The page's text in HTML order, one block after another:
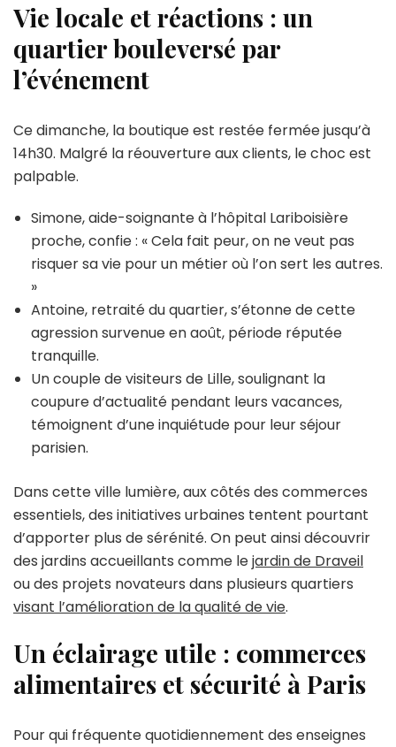
Vie locale et réactions : un
quartier bouleversé par
l’événement
Ce dimanche, la boutique est restée fermée jusqu’à
14h30. Malgré la réouverture aux clients, le choc est
palpable.
Simone, aide-soignante à l’hôpital Lariboisière
proche, confie : « Cela fait peur, on ne veut pas
risquer sa vie pour un métier où l’on sert les autres.
»
Antoine, retraité du quartier, s’étonne de cette
agression survenue en août, période réputée
tranquille.
Un couple de visiteurs de Lille, soulignant la
coupure d’actualité pendant leurs vacances,
témoignent d’une inquiétude pour leur séjour
parisien.
Dans cette ville lumière, aux côtés des commerces
essentiels, des initiatives urbaines tentent pourtant
d’apporter plus de sérénité. On peut ainsi découvrir
des jardins accueillants comme lejardin de Draveil
ou des projets novateurs dans plusieurs quartiers
visant l’amélioration de la qualité de vie.
Un éclairage utile : commerces
alimentaires et sécurité à Paris
Pour qui fréquente quotidiennement des enseignes